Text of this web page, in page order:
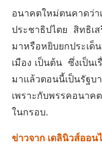
อนาคตใหม่ตนคาดว่า
ประชาธิปไตย สิทธิเ
มาหรือหยิบยกประเด็
เมือง เป็นต้น ซึ่งเป็นเ
มาแล้วตอนนี้เป็นรัฐบ
เพราะกับพรรคอนาค
ในกรอบ.
ข่าวจาก เดลินิวส์ออน